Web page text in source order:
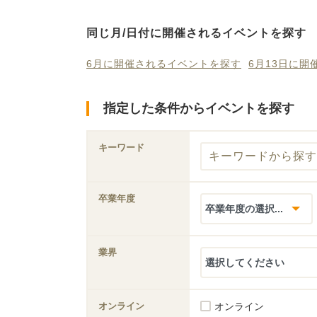
同じ月/日付に開催されるイベントを探す
6月に開催されるイベントを探す 6月13日に開
指定した条件からイベントを探す
キーワード
卒業年度
業界
オンライン オンライン